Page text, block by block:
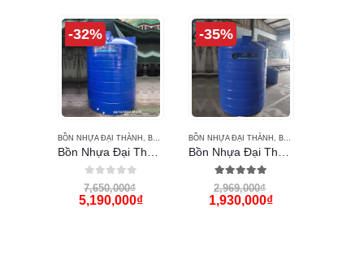
-32%
BỒN NHỰA ĐẠI THÀNH, BỒN NƯỚC ,BỒN NƯỚC ĐẠI THÀNH, TÂN Á ĐẠI THÀNH
Bồn Nhựa Đại Thành 3000 lít đứng gold
0 out of 5
7,650,000₫
5,190,000₫
-35%
BỒN NHỰA ĐẠI THÀNH , BỒN NƯỚC
Bồn Nhựa Đại Thành 1000 lít đứng gold
5.00out of 5
2,969,000₫
1,930,000₫